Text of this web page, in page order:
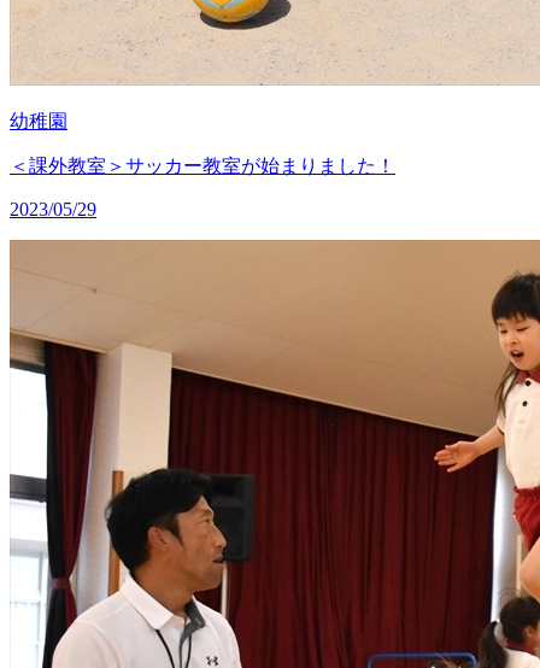
幼稚園
＜課外教室＞サッカー教室が始まりました！
2023/05/29